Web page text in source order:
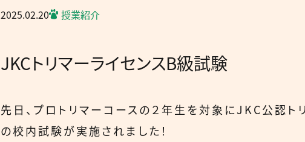
2025.02.20 授業紹介
JKCトリマーライセンスB級試験
先日、プロトリマーコースの２年生を対象にJKC公認ト
の校内試験が実施されました！